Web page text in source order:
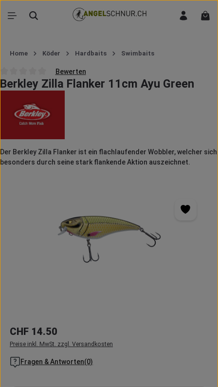
Zum Hauptinhalt springen
Home Köder Hardbaits Swimbaits
Durchschnittliche Bewertung von 0 von 5 Sternen
Bewerten
Berkley Zilla Flanker 11cm Ayu Green
Der Berkley Zilla Flanker ist ein flachlaufender Wobbler, welcher sich
besonders durch seine stark flankende Aktion auszeichnet.
Regulärer Preis:
CHF 14.50
Preise inkl. MwSt. zzgl. Versandkosten
Fragen & Antworten(0)